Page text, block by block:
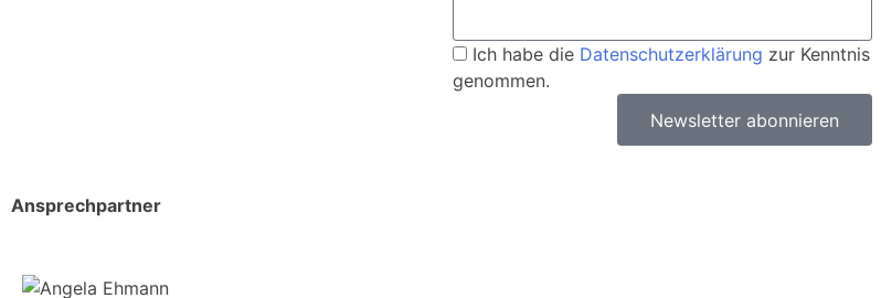
Ich habe die Datenschutzerklärung zur Kenntnis
genommen.
Newsletter abonnieren
Ansprechpartner